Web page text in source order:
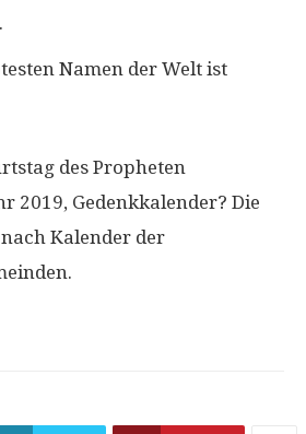
Namen der Welt ist
des Propheten
2019, Gedenkkalender? Die
Kalender der